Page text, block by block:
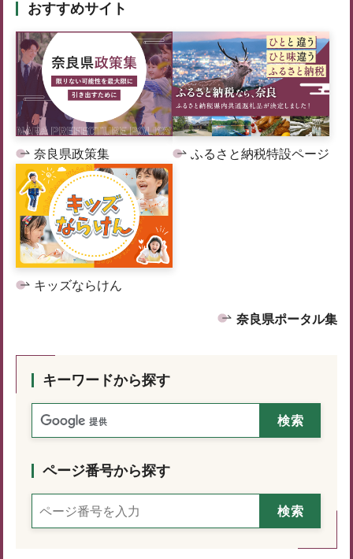
おすすめサイト
奈良県政策集 ふるさと納税特設ページ
キッズならけん
奈良県ポータル集
キーワードから探す
ページ番号から探す